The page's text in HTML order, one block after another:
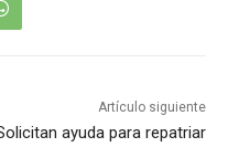
Artículo siguiente
ayuda para repatriar